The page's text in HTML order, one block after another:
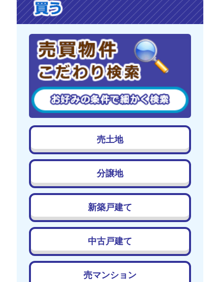
売土地
分譲地
新築戸建て
中古戸建て
売マンション